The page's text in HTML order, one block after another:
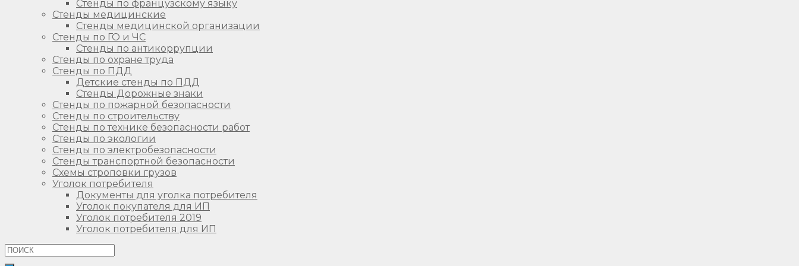
Стенды по французскому языку
Стенды медицинские
Стенды медицинской организации
Стенды по ГО и ЧС
Стенды по антикоррупции
Стенды по охране труда
Стенды по ПДД
Детские стенды по ПДД
Стенды Дорожные знаки
Стенды по пожарной безопасности
Стенды по строительству
Стенды по технике безопасности работ
Стенды по экологии
Стенды по электробезопасности
Стенды транспортной безопасности
Схемы строповки грузов
Уголок потребителя
Документы для уголка потребителя
Уголок покупателя для ИП
Уголок потребителя 2019
Уголок потребителя для ИП